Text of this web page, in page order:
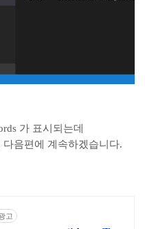
가 표시되는데
음편에 계속하겠습니다.
고